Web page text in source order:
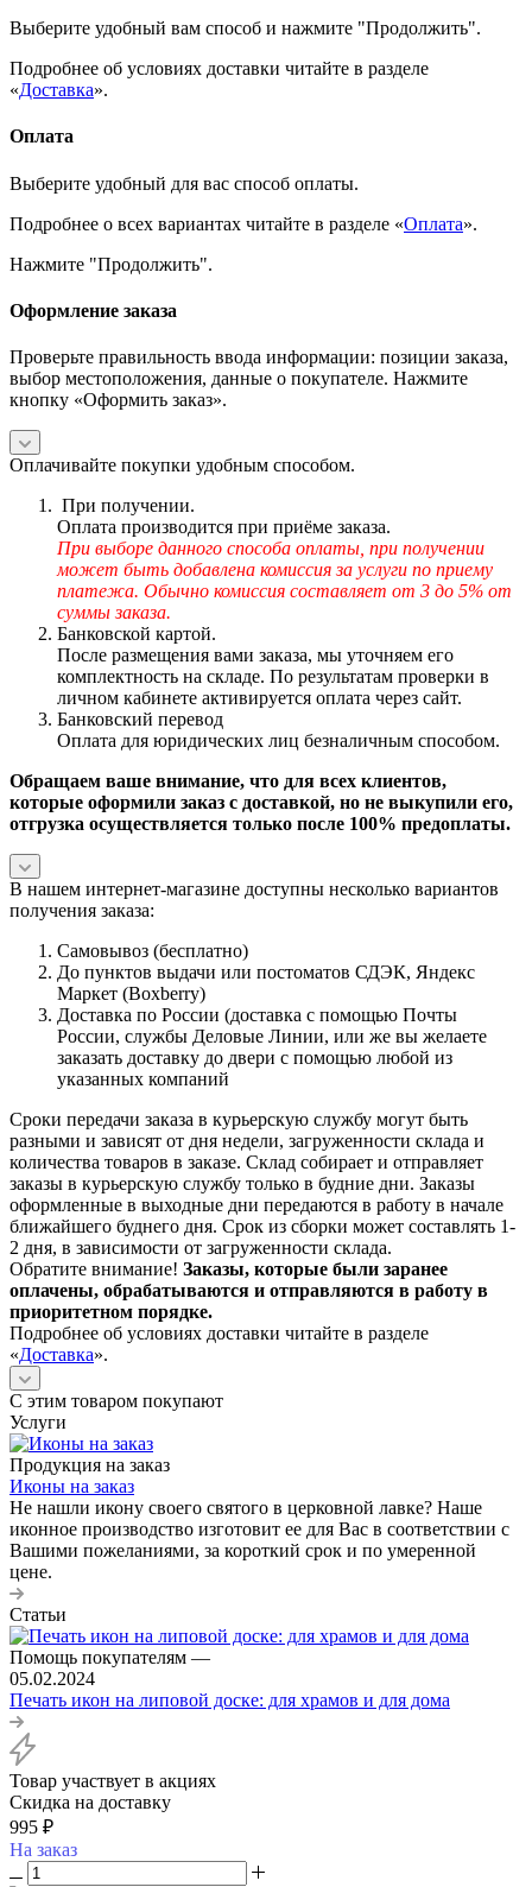
Выберите удобный вам способ и нажмите "Продолжить".
Подробнее об условиях доставки читайте в разделе
«Доставка».
Оплата
Выберите удобный для вас способ оплаты.
Подробнее о всех вариантах читайте в разделе «Оплата».
Нажмите "Продолжить".
Оформление заказа
Проверьте правильность ввода информации: позиции заказа,
выбор местоположения, данные о покупателе. Нажмите
кнопку «Оформить заказ».
Оплачивайте покупки удобным способом.
При получении.
Оплата производится при приёме заказа.
При выборе данного способа оплаты, при получении
может быть добавлена комиссия за услуги по приему
платежа. Обычно комиссия составляет от 3 до 5% от
суммы заказа.
Банковской картой.
После размещения вами заказа, мы уточняем его
комплектность на складе. По результатам проверки в
личном кабинете активируется оплата через сайт.
Банковский перевод
Оплата для юридических лиц безналичным способом.
Обращаем ваше внимание, что для всех клиентов,
которые оформили заказ с доставкой, но не выкупили его,
отгрузка осуществляется только после 100% предоплаты.
В нашем интернет-магазине доступны несколько вариантов
получения заказа:
Самовывоз (бесплатно)
До пунктов выдачи или постоматов СДЭК, Яндекс
Маркет (Boxberry)
Доставка по России (доставка с помощью Почты
России, службы Деловые Линии, или же вы желаете
заказать доставку до двери с помощью любой из
указанных компаний
Сроки передачи заказа в курьерскую службу могут быть
разными и зависят от дня недели, загруженности склада и
количества товаров в заказе. Склад собирает и отправляет
заказы в курьерскую службу только в будние дни. Заказы
оформленные в выходные дни передаются в работу в начале
ближайшего буднего дня. Срок из сборки может составлять 1-
2 дня, в зависимости от загруженности склада.
Обратите внимание! Заказы, которые были заранее
оплачены, обрабатываются и отправляются в работу в
приоритетном порядке.
Подробнее об условиях доставки читайте в разделе
«Доставка».
С этим товаром покупают
Услуги
Продукция на заказ
Иконы на заказ
Не нашли икону своего святого в церковной лавке? Наше
иконное производство изготовит ее для Вас в соответствии с
Вашими пожеланиями, за короткий срок и по умеренной
цене.
Статьи
Помощь покупателям —
05.02.2024
Печать икон на липовой доске: для храмов и для дома
Товар участвует в акциях
Скидка на доставку
995 ₽
На заказ